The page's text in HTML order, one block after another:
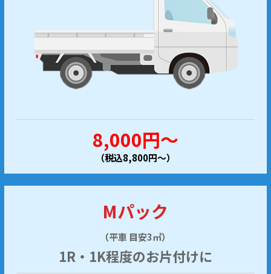
8,000円～
（税込8,800円～）
Mパック
（平車 目安3㎥）
1R・1K程度のお片付けに